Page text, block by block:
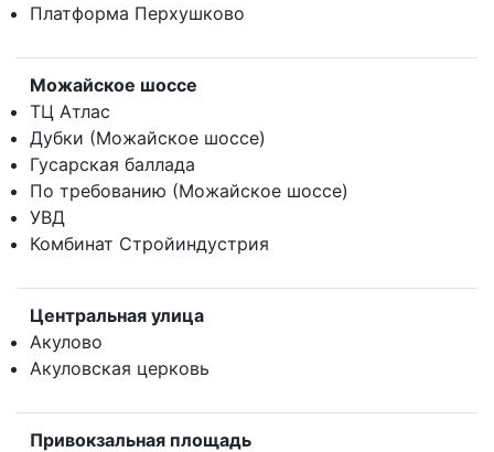
Платформа Перхушково
Можайское шоссе
ТЦ Атлас
Дубки (Можайское шоссе)
Гусарская баллада
По требованию (Можайское шоссе)
УВД
Комбинат Стройиндустрия
Центральная улица
Акулово
Акуловская церковь
Привокзальная площадь